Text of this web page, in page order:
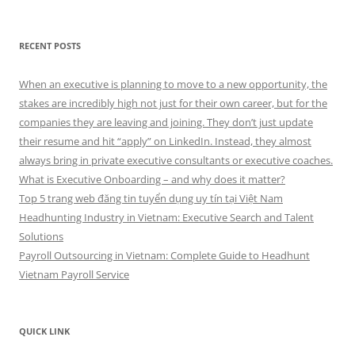
RECENT POSTS
When an executive is planning to move to a new opportunity, the
stakes are incredibly high not just for their own career, but for the
companies they are leaving and joining. They don’t just update
their resume and hit “apply” on LinkedIn. Instead, they almost
always bring in private executive consultants or executive coaches.
What is Executive Onboarding – and why does it matter?
Top 5 trang web đăng tin tuyển dụng uy tín tại Việt Nam
Headhunting Industry in Vietnam: Executive Search and Talent
Solutions
Payroll Outsourcing in Vietnam: Complete Guide to Headhunt
Vietnam Payroll Service
QUICK LINK